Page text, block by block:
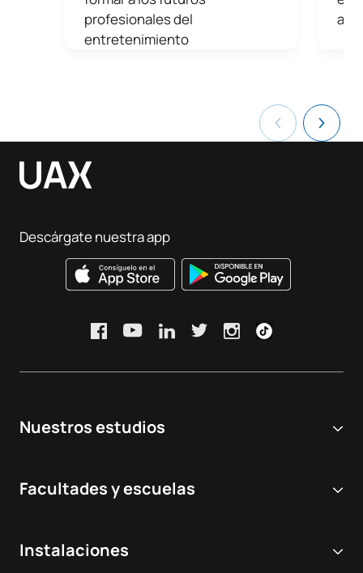
profesionales del
entretenimiento
Nuestros estudios
Grados Universitarios
Facultades y escuelas
Instalaciones
Descárgate nuestra app